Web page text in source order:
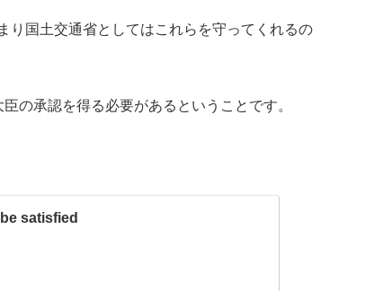
り国土交通省としてはこれらを守ってくれるの
の承認を得る必要があるということです。
satisfied